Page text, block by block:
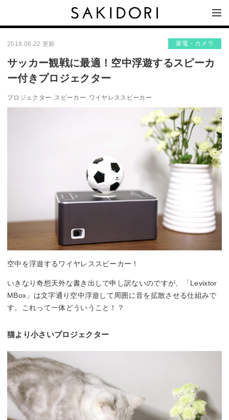
2018.06.22 更新 家電・カメラ
サッカー観戦に最適！空中浮遊するスピーカ
ー付きプロジェクター
プロジェクター スピーカー ワイヤレススピーカー
空中を浮遊するワイヤレススピーカー！
いきなり奇想天外な書き出しで申し訳ないのですが、「Levixtor
MBox」は文字通り空中浮遊して周囲に音を拡散させる仕組みで
す。これって一体どういうこと！？
猫より小さいプロジェクター